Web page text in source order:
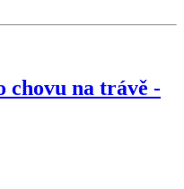
chovu na trávě -